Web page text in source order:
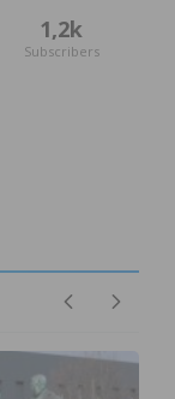
1,2k
Subscribers